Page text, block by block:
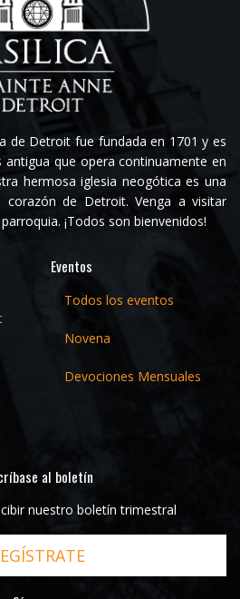
de Detroit fue fundada en 1701 y es
antigua que opera continuamente en
hermosa iglesia neogótica es una
corazón de Detroit. Venga a visitar
¡Todos son bienvenidos!
Eventos
Todos los eventos
Novena
Devociones Mensuales
al boletín
nuestro boletín trimestral